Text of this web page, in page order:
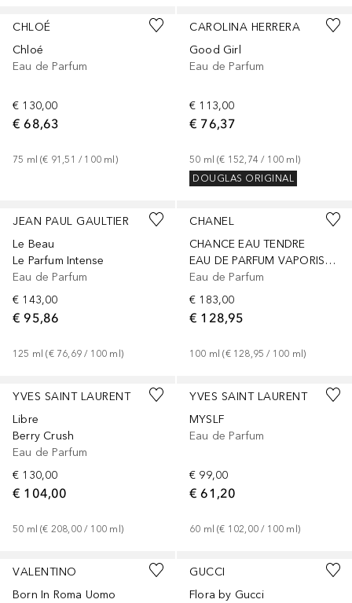
CHLOÉ
Chloé
Eau de Parfum
€ 130,00
€ 68,63
75 ml (€ 91,51 / 100 ml)
CAROLINA HERRERA
Good Girl
Eau de Parfum
€ 113,00
€ 76,37
50 ml (€ 152,74 / 100 ml)
DOUGLAS ORIGINAL
JEAN PAUL GAULTIER
Le Beau
Le Parfum Intense
Eau de Parfum
€ 143,00
€ 95,86
125 ml (€ 76,69 / 100 ml)
CHANEL
CHANCE EAU TENDRE
EAU DE PARFUM VAPORISATEUR
Eau de Parfum
€ 183,00
€ 128,95
100 ml (€ 128,95 / 100 ml)
YVES SAINT LAURENT
Libre
Berry Crush
Eau de Parfum
€ 130,00
€ 104,00
50 ml (€ 208,00 / 100 ml)
Gesponsert
YVES SAINT LAURENT
MYSLF
Eau de Parfum
€ 99,00
€ 61,20
60 ml (€ 102,00 / 100 ml)
Gesponsert
VALENTINO
Born In Roma Uomo
GUCCI
Flora by Gucci